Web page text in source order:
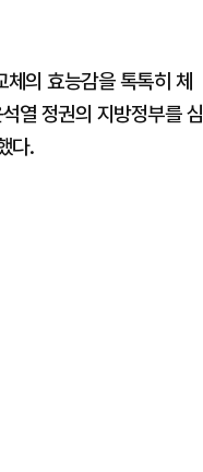
의 효능감을 톡톡히 체
열 정권의 지방정부를 심
다.